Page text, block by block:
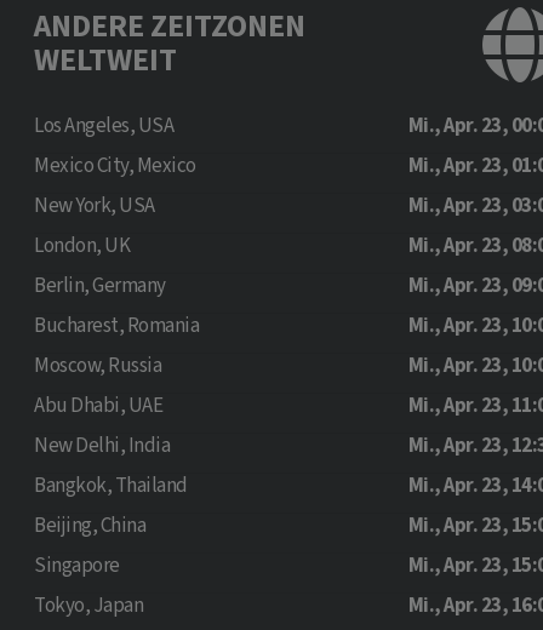
ANDERE ZEITZONEN
WELTWEIT
Los Angeles, USA
Mi., Apr. 23,
Mexico City, Mexico
Mi., Apr. 23,
New York, USA
Mi., Apr. 23,
London, UK
Mi., Apr. 23,
Berlin, Germany
Mi., Apr. 23,
Bucharest, Romania
Mi., Apr. 23,
Moscow, Russia
Mi., Apr. 23,
Abu Dhabi, UAE
Mi., Apr. 23,
New Delhi, India
Mi., Apr. 23,
Bangkok, Thailand
Mi., Apr. 23,
Beijing, China
Mi., Apr. 23,
Singapore
Mi., Apr. 23,
Tokyo, Japan
Mi., Apr. 23,